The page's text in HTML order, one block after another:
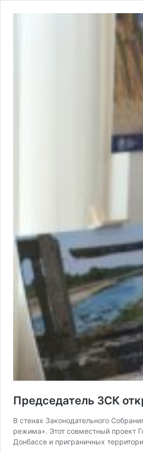
Председатель ЗСК
В стенах Законодательного
режима». Этот совместный проект
Донбассе и приграничных